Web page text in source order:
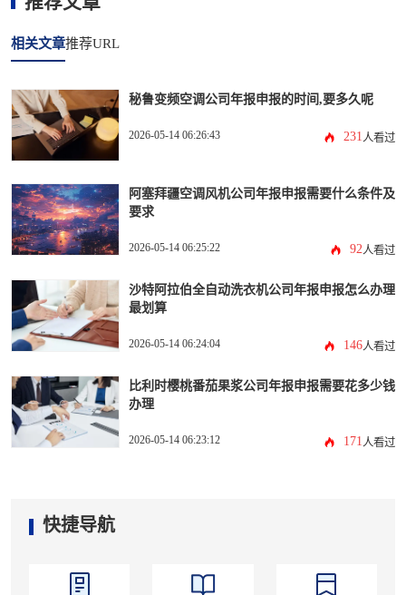
相关文章推荐URL
秘鲁变频空调公司年报申报的时间,要多久呢
2026-05-14 06:26:43 231人看过
阿塞拜疆空调风机公司年报申报需要什么条件及
要求
2026-05-14 06:25:22 92人看过
沙特阿拉伯全自动洗衣机公司年报申报怎么办理
最划算
2026-05-14 06:24:04 146人看过
比利时樱桃番茄果浆公司年报申报需要花多少钱
办理
2026-05-14 06:23:12 171人看过
快捷导航